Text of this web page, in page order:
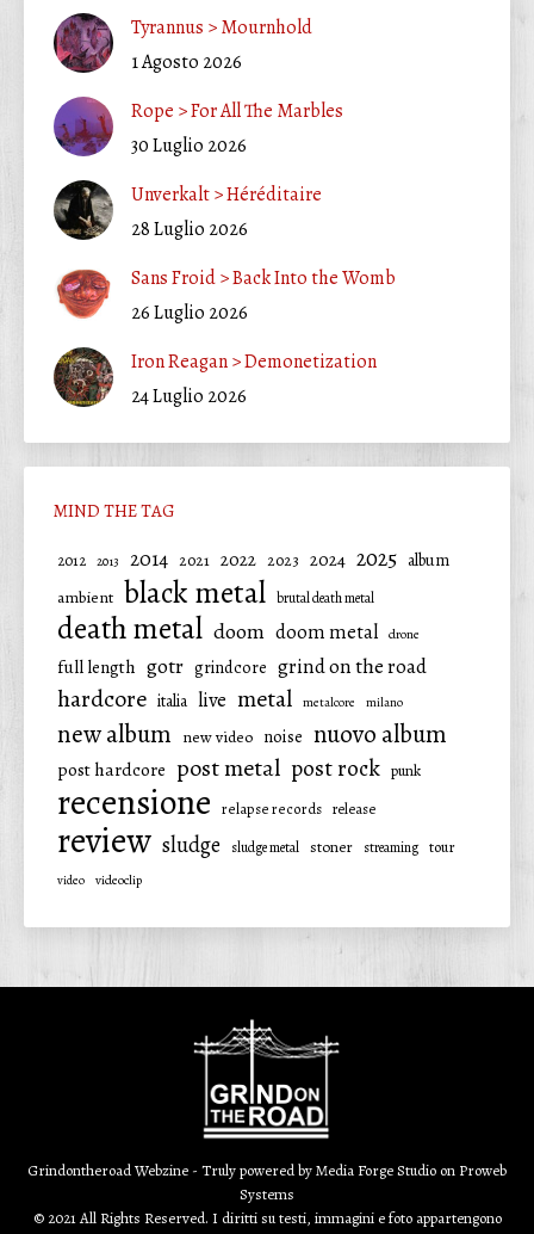
Tyrannus > Mournhold
1 Agosto 2026
Rope > For All The Marbles
30 Luglio 2026
Unverkalt > Héréditaire
28 Luglio 2026
Sans Froid > Back Into the Womb
26 Luglio 2026
Iron Reagan > Demonetization
24 Luglio 2026
MIND THE TAG
2012 2013 2014 2021 2022 2023 2024 2025 album
ambient black metal brutal death metal
death metal doom doom metal drone
full length gotr grindcore grind on the road
hardcore italia live metal metalcore milano
new album new video noise nuovo album
post hardcore post metal post rock punk
recensione relapse records release
review sludge sludge metal stoner streaming tour
video videoclip
Grindontheroad Webzine - Truly powered byMedia Forge Studio on Proweb
Systems
© 2021 All Rights Reserved. I diritti su testi, immagini e foto appartengono